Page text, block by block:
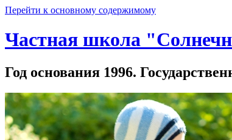
Перейти к основному содержимому
Частная школа
Год основания 1996.